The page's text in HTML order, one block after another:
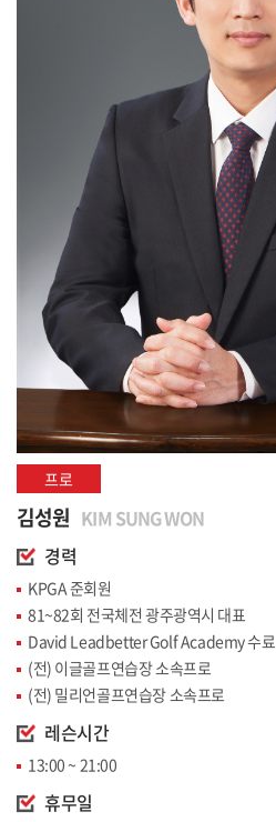
프로
김성원 KIM SUNG WON
경력
KPGA 준회원
81~82회 전국체전 광주광역시 대표
David Leadbetter Golf Academy 수료
(전) 이글골프연습장 소속프로
(전) 밀리언골프연습장 소속프로
레슨시간
13:00 ~ 21:00
휴무일